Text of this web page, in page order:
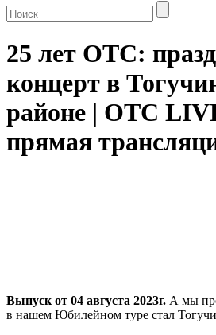
25 лет ОТС:
концерт в
районе | ОТС
прямая
Выпуск от 04 августа 2023г. А мы
в нашем Юбилейном туре стал